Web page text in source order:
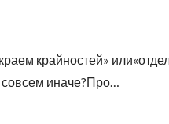
крайностей»
иначе?Про…